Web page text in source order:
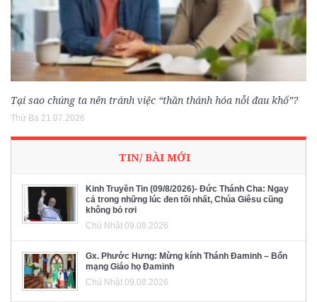
Tại sao chúng ta nên tránh việc “thần thánh hóa nỗi đau khổ”?
Thứ Ba 21.07.2026
TIN/ BÀI MỚI
Kinh Truyền Tin (09/8/2026)- Đức Thánh Cha: Ngay
cả trong những lúc đen tối nhất, Chúa Giêsu cũng
không bỏ rơi
Chủ Nhật 09.08.2026
Gx. Phước Hưng: Mừng kính Thánh Đaminh – Bổn
mạng Giáo họ Đaminh
Chủ Nhật 09.08.2026